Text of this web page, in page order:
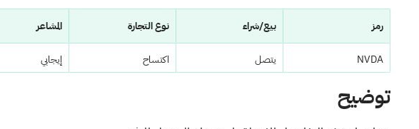
رمز بيع/شراء نوع التجارة المشاعر
NVDA يتصل اكتساح إيجابي
AAPL
توضيح